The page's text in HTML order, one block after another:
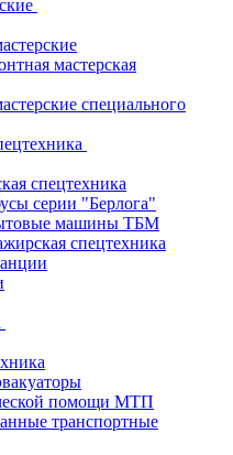
мастерская
специального
спецтехника
серии "Берлога"
машины ТБМ
спецтехника
помощи МТП
транспортные